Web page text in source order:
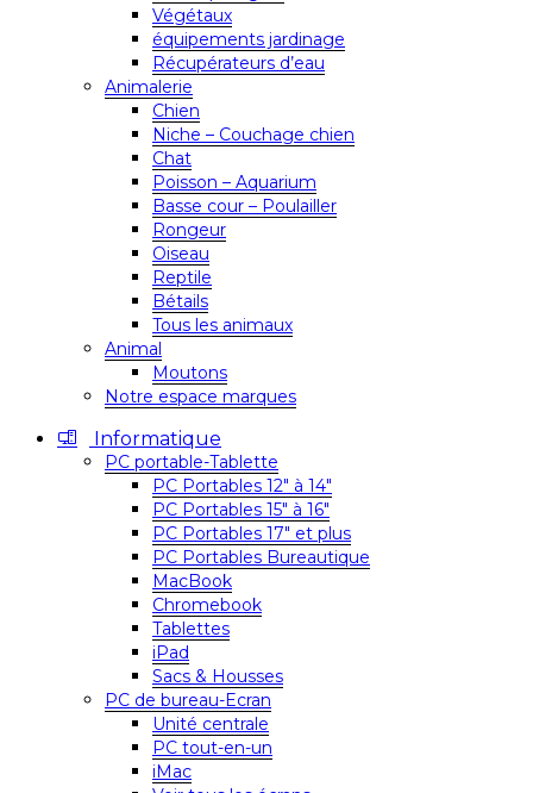
Végétaux
équipements jardinage
Récupérateurs d’eau
Animalerie
Chien
Niche – Couchage chien
Chat
Poisson – Aquarium
Basse cour – Poulailler
Rongeur
Oiseau
Reptile
Bétails
Tous les animaux
Animal
Moutons
Notre espace marques
Informatique
PC portable-Tablette
PC Portables 12″ à 14″
PC Portables 15″ à 16″
PC Portables 17″ et plus
PC Portables Bureautique
MacBook
Chromebook
Tablettes
iPad
Sacs & Housses
PC de bureau-Ecran
Unité centrale
PC tout-en-un
iMac